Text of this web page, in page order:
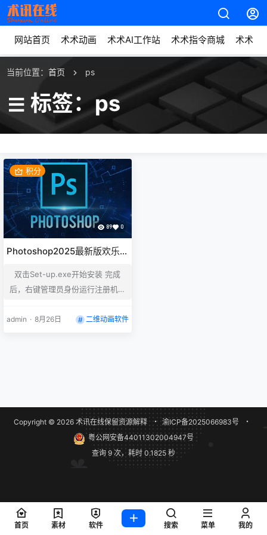
网站首页 术术动画 术术AI工作站 术术指令商城 术术动
当前位置： 首页 ps
标签：ps
积分
89 0
Photoshop2025最新版欢乐版
双击Set-up.exe开始安装 完成
后，右键管理员身份运行注册机A
ath,选择软件的安装目录，然后点
文件夹里面的driver.xml，里面的
C:\Program Files\A…
admin · 8月26日 二维动画软件
Copyright © 2026术讯在线保留资源解释 ・ 渝ICP备2025066983号
・
粤公网安备44011302004947号
查询 9 次，耗时 0.1825 秒
首页 素材 软件 搜索 菜单 我的